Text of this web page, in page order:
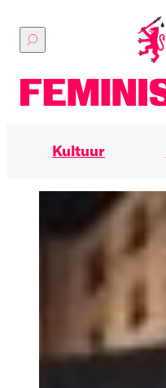
sisu
juurde
Kultuur